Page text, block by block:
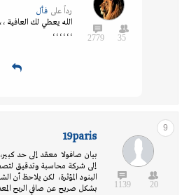
35
2779
رداً على فأل
الله يعطي لك
،،،،،،
9
20
1139
19paris
بيان صافولا معقد إلى حد
إلى شركة محاسبة وتدقيق
البنود المؤثرة، لكن يلاحظ أن
بشكل صريح عن صافي الربح